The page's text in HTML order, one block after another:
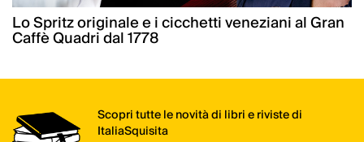
Lo Spritz originale e i cicchetti veneziani al Gran
Caffè Quadri dal 1778
Scopri tutte le novità di libri e riviste di
ItaliaSquisita